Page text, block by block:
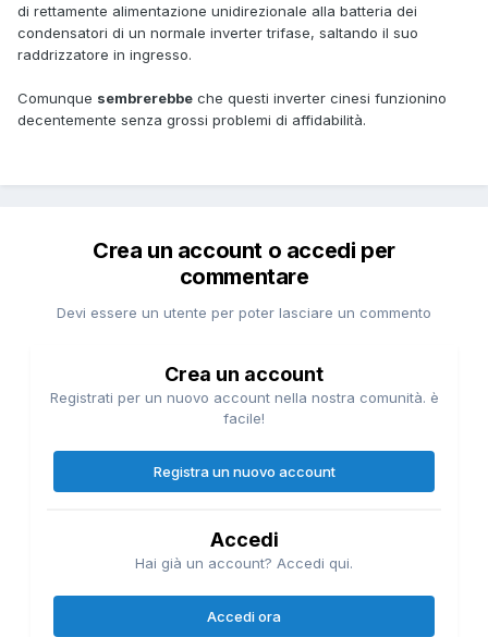
di rettamente alimentazione unidirezionale alla batteria dei
condensatori di un normale inverter trifase, saltando il suo
raddrizzatore in ingresso.
Comunque sembrerebbe che questi inverter cinesi funzionino
decentemente senza grossi problemi di affidabilità.
Crea un account o accedi per
commentare
Devi essere un utente per poter lasciare un commento
Crea un account
Registrati per un nuovo account nella nostra comunità. è
facile!
Registra un nuovo account
Accedi
Hai già un account? Accedi qui.
Accedi ora